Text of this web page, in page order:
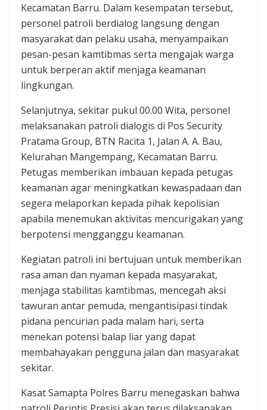
Kecamatan Barru. Dalam kesempatan tersebut,
personel patroli berdialog langsung dengan
masyarakat dan pelaku usaha, menyampaikan
pesan-pesan kamtibmas serta mengajak warga
untuk berperan aktif menjaga keamanan
lingkungan.
Selanjutnya, sekitar pukul 00.00 Wita, personel
melaksanakan patroli dialogis di Pos Security
Pratama Group, BTN Racita 1, Jalan A. A. Bau,
Kelurahan Mangempang, Kecamatan Barru.
Petugas memberikan imbauan kepada petugas
keamanan agar meningkatkan kewaspadaan dan
segera melaporkan kepada pihak kepolisian
apabila menemukan aktivitas mencurigakan yang
berpotensi mengganggu keamanan.
Kegiatan patroli ini bertujuan untuk memberikan
rasa aman dan nyaman kepada masyarakat,
menjaga stabilitas kamtibmas, mencegah aksi
tawuran antar pemuda, mengantisipasi tindak
pidana pencurian pada malam hari, serta
menekan potensi balap liar yang dapat
membahayakan pengguna jalan dan masyarakat
sekitar.
Kasat Samapta Polres Barru menegaskan bahwa